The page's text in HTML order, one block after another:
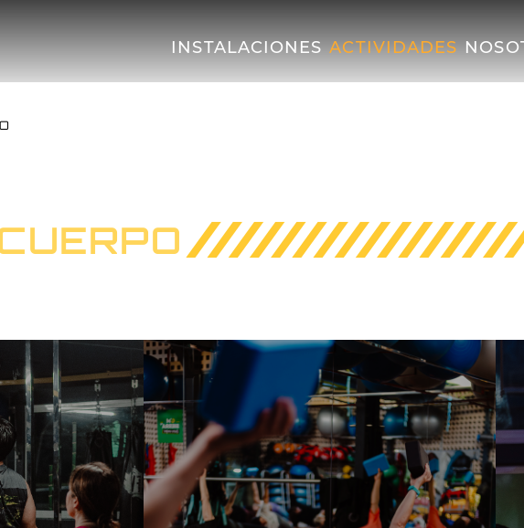
INSTALACIONES ACTIVIDADES